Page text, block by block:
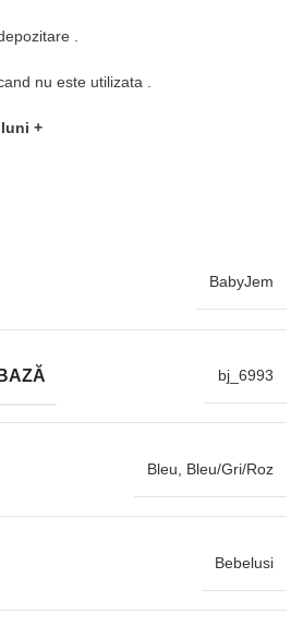
.
nu este utilizata .
+
BabyJem
bj_6993
Bleu, Bleu/Gri/Roz
Bebelusi